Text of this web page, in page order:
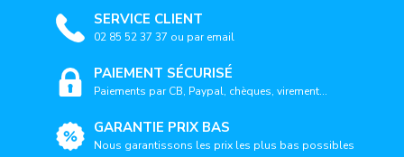
SERVICE CLIENT
02 85 52 37 37 ou par email
PAIEMENT SÉCURISÉ
Paiements par CB, Paypal, chèques, virement...
GARANTIE PRIX BAS
Nous garantissons les prix les plus bas possibles